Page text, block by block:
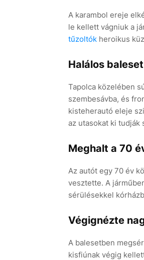
A karambol ereje
le kellett vágniuk a
tűzoltókheroikus
Halálos baleset
Tapolca közelében
szembesávba, és
kisteherautó eleje
az utasokat ki tudják
Meghalt a 70
Az autót egy 70 év
vesztette. A
sérülésekkel
Végignézte
A balesetben
kisfiúnak végig